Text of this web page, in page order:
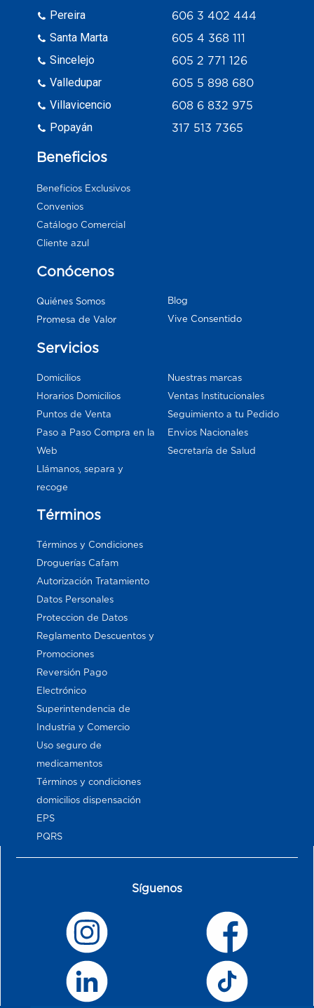
Pereira
Santa Marta
Sincelejo
Valledupar
Villavicencio
Popayán
606 3 402 444
605 4 368 111
605 2 771 126
605 5 898 680
608 6 832 975
317 513 7365
Beneficios
Beneficios Exclusivos
Convenios
Catálogo Comercial
Cliente azul
Conócenos
Quiénes Somos
Promesa de Valor
Blog
Vive Consentido
Servicios
Domicilios
Horarios Domicilios
Puntos de Venta
Paso a Paso Compra en la
Web
Llámanos, separa y
recoge
Nuestras marcas
Ventas Institucionales
Seguimiento a tu Pedido
Envios Nacionales
Secretaría de Salud
Términos
Términos y Condiciones
Droguerías Cafam
Autorización Tratamiento
Datos Personales
Proteccion de Datos
Reglamento Descuentos y
Promociones
Reversión Pago
Electrónico
Superintendencia de
Industria y Comercio
Uso seguro de
medicamentos
Términos y condiciones
domicilios dispensación
EPS
PQRS
Síguenos